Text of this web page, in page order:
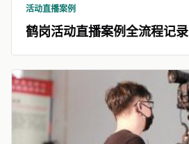
活动直播案例
鹤岗活动直播案例全流程记录